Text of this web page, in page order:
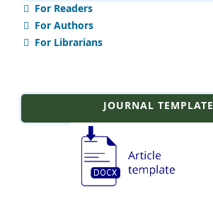
For Readers
For Authors
For Librarians
JOURNAL TEMPLATE